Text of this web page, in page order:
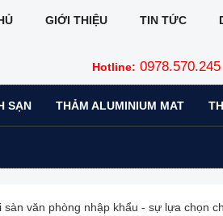
GIỚI THIỆU TIN TỨC
Hotline: 0978.570.245
SẠN THẢM ALUMINIUM MAT
sàn văn phòng nhập khẩu - sự lựa chọn